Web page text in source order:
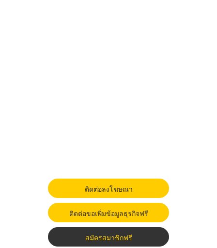
ติดต่อลงโฆษณา
ติดต่อขอเพิ่มข้อมูลธุรกิจฟรี
สมัครสมาชิกฟรี